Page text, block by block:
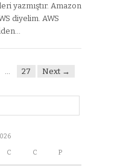
yazmıştır. Amazon
diyelim. AWS
27 Next →
C C P